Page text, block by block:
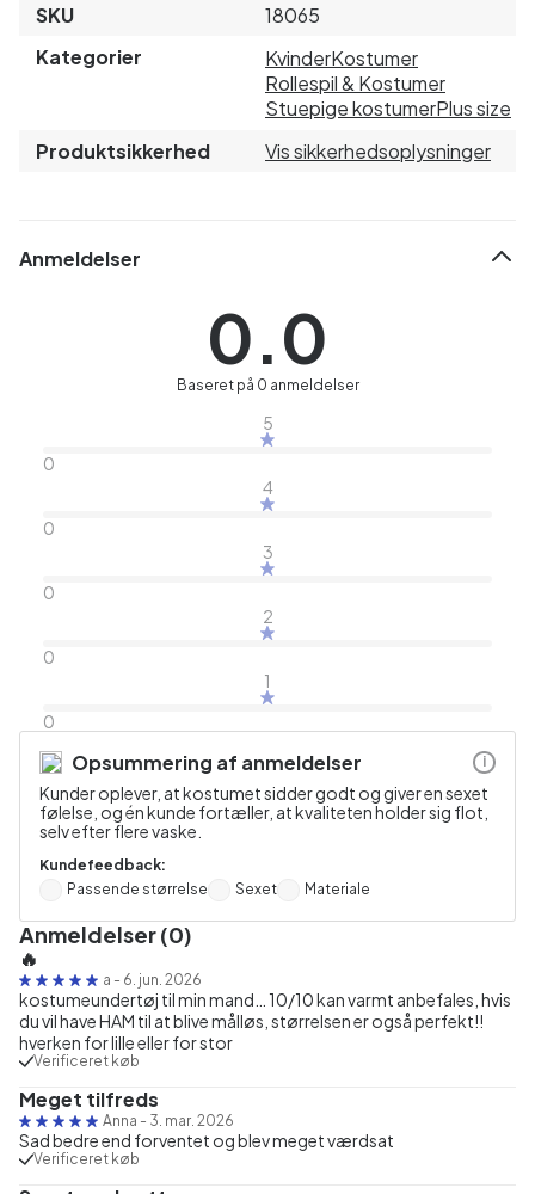
SKU
18065
Kategorier
KvinderKostumer
Rollespil & Kostumer
Stuepige kostumerPlus size
Produktsikkerhed
Vis sikkerhedsoplysninger
Anmeldelser
0.0
Baseret på 0 anmeldelser
5
0
4
0
3
0
2
0
1
0
Opsummering af anmeldelser
Kunder oplever, at kostumet sidder godt og giver en sexet
følelse, og én kunde fortæller, at kvaliteten holder sig flot,
selv efter flere vaske.
Kundefeedback:
Passende størrelse
Sexet Materiale
i
Anmeldelser (0)
🔥
a - 6. jun. 2026
kostumeundertøj til min mand… 10/10 kan varmt anbefales, hvis
du vil have HAM til at blive målløs, størrelsen er også perfekt!!
hverken for lille eller for stor
Verificeret køb
Meget tilfreds
Anna - 3. mar. 2026
Sad bedre end forventet og blev meget værdsat
Verificeret køb